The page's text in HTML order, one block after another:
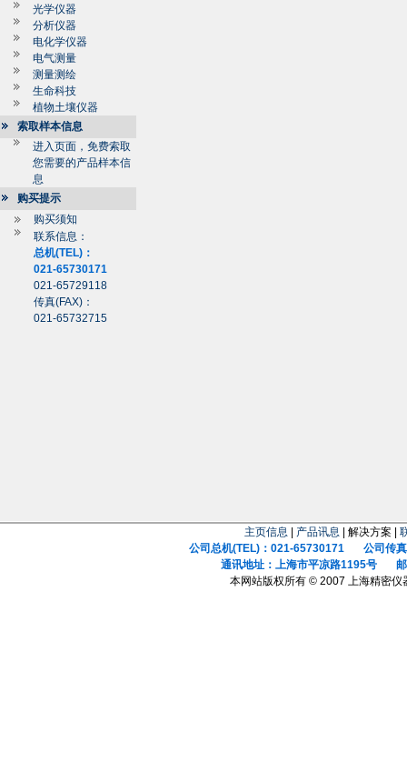
光学仪器
分析仪器
电化学仪器
电气测量
测量测绘
生命科技
植物土壤仪器
索取样本信息
进入页面，免费索取
您需要的产品样本信
息
购买提示
购买须知
联系信息：
总机(TEL)：
021-65730171
021-65729118
传真(FAX)：
021-65732715
主页信息 产品讯息 | 解决方案 |
公司总机(TEL)：021-65730171 公司传真
通讯地址：上海市平凉路1195号 邮
本网站版权所有 © 2007 上海精密仪